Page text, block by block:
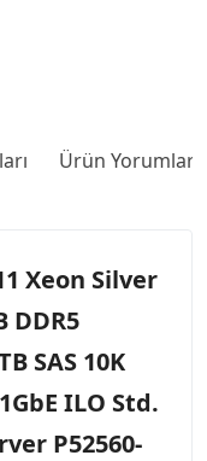
Ürün Yorumları
Xeon Silver
DDR5
SAS 10K
ILO Std.
P52560-